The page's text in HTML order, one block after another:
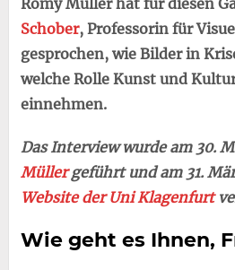
Romy Müller hat für diesen
Schober, Professorin für
gesprochen, wie Bilder in
welche Rolle Kunst und
einnehmen.
Das Interview wurde am 30.
Müllergeführt und am 31.
Website der Uni Klagenfurt
Wie geht es Ihnen,